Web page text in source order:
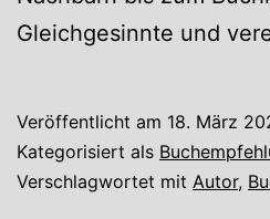
Gleichgesinnte und
Veröffentlicht am 18. März
Kategorisiert als
Verschlagwortet mit Autor,